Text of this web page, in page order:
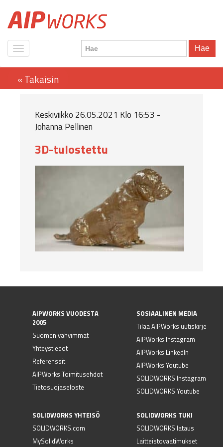
Hae
Keskiviikko 26.05.2021 Klo 16:53 -
Johanna Pellinen
3D-tulostettu
AIPWORKS VUODESTA
2005
Suomen vahvimmat
Yhteystiedot
Referenssit
AIPWorks Toimitusehdot
Tietosuojaseloste
SOSIAALINEN MEDIA
Tilaa AIPWorks uutiskirje
AIPWorks Instagram
AIPWorks LinkedIn
AIPWorks Youtube
SOLIDWORKS Instagram
SOLIDWORKS Youtube
SOLIDWORKS YHTEISÖ
SOLIDWORKS.com
MySolidWorks
SOLIDWORKS TUKI
SOLIDWORKS lataus
Laitteistovaatimukset